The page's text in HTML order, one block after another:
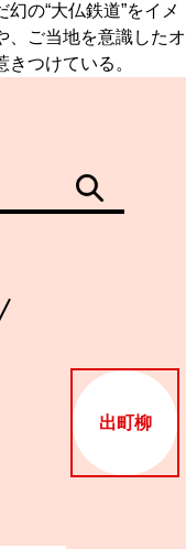
の“大仏鉄道”をイメ
、ご当地を意識したオ
つけている。
出町柳